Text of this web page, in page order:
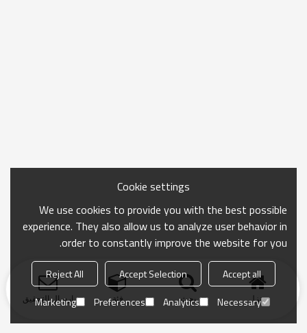
منزل بحث فئة ارسال التحقيق
Cookie settings
We use cookies to provide you with the best possible
experience. They also allow us to analyze user behavior in
order to constantly improve the website for you.
Accept all
Accept Selection
Reject All
Necessary
Analytics
Preferences
Marketing